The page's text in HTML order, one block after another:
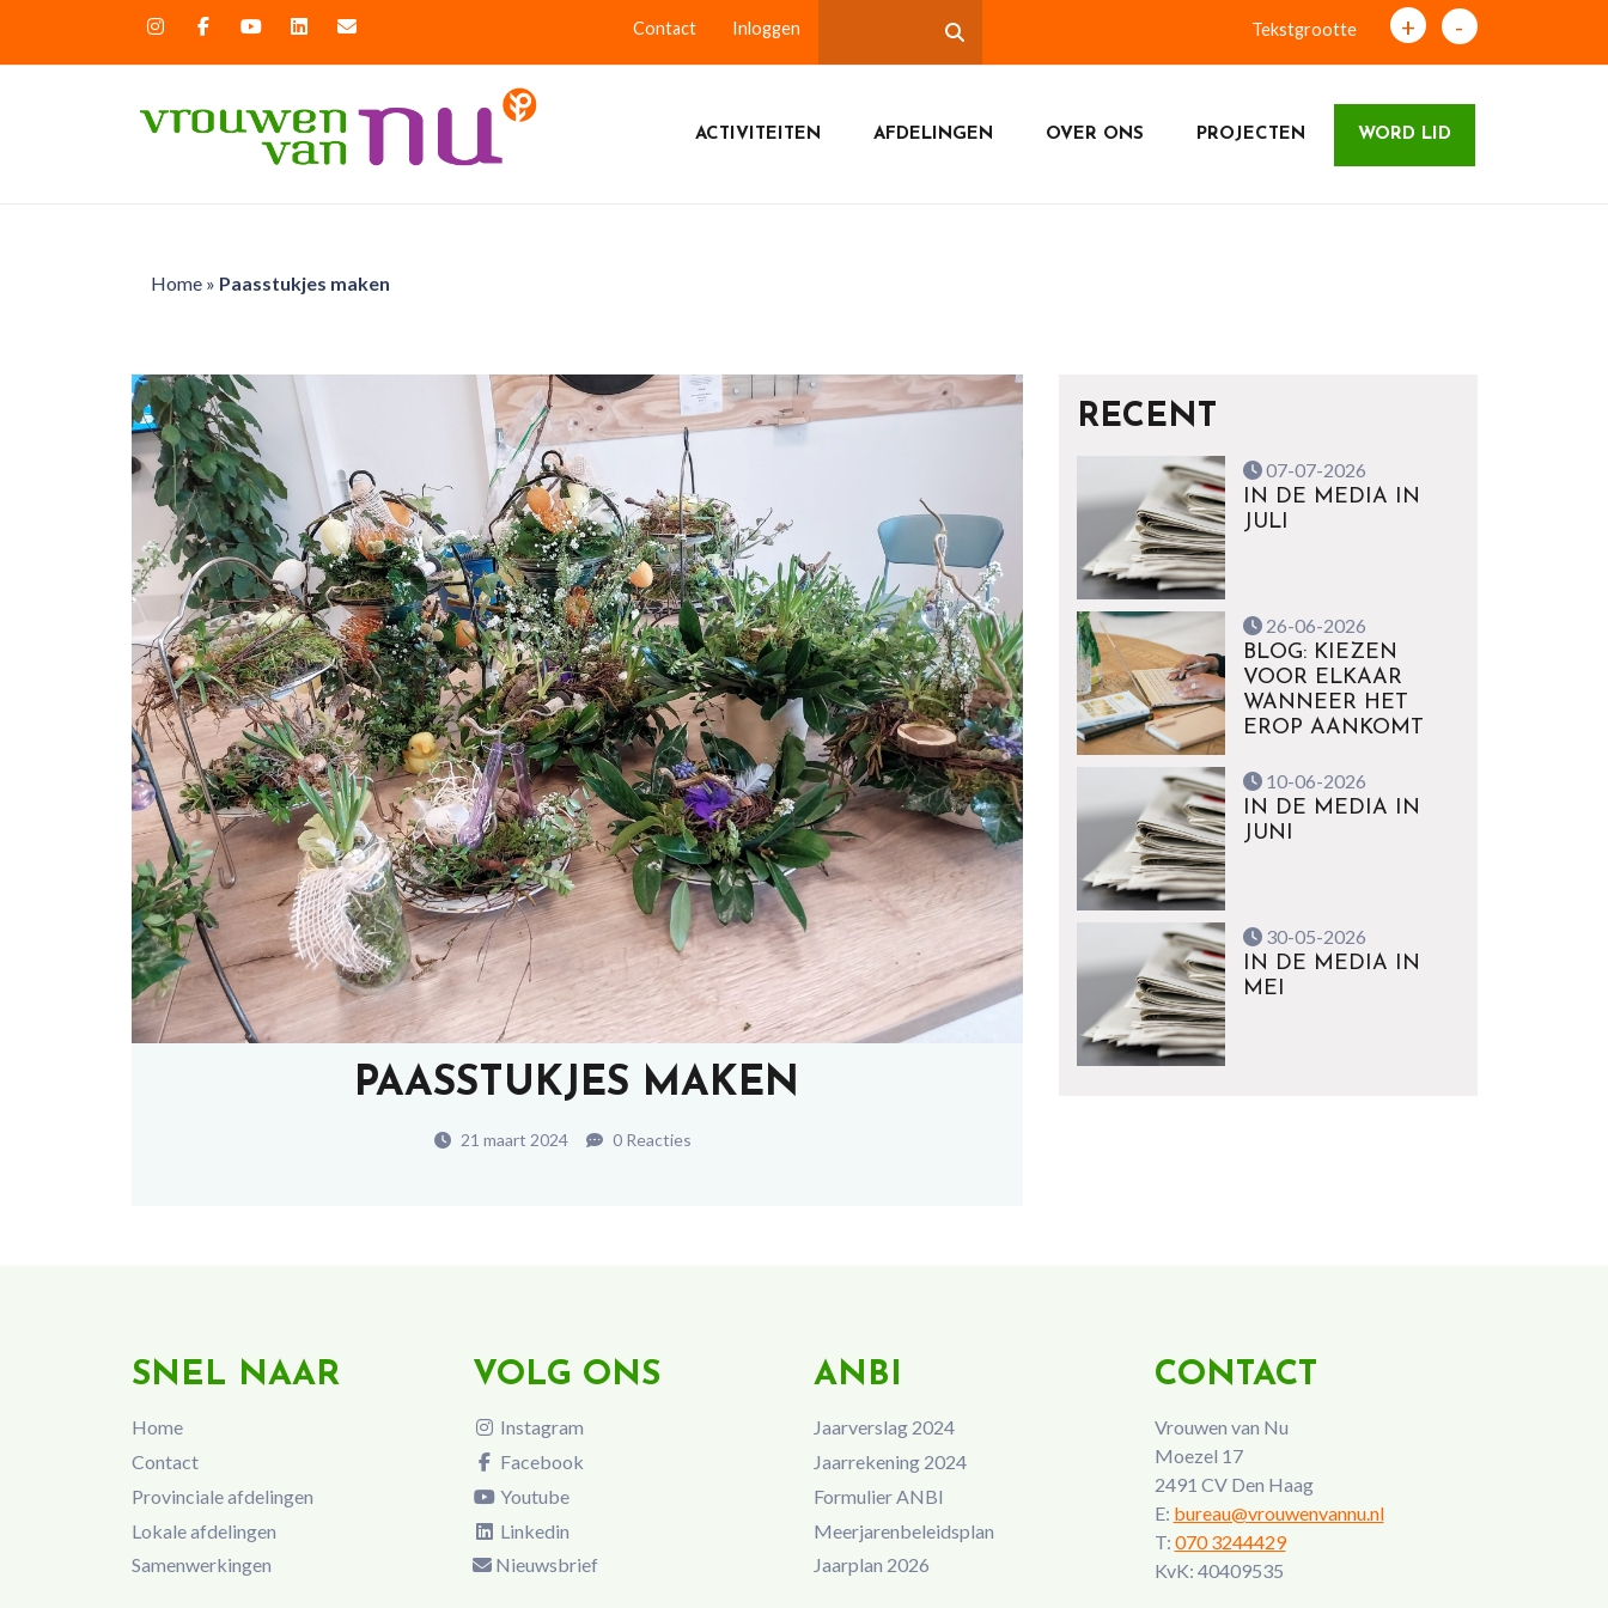
Contact Inloggen Tekstgrootte + -
ACTIVITEITEN AFDELINGEN OVER ONS PROJECTEN WORD LID
Home» Paasstukjes maken
PAASSTUKJES MAKEN
21 maart 2024 0 Reacties
RECENT
07-07-2026
IN DE MEDIA IN
JULI
26-06-2026
BLOG: KIEZEN
VOOR ELKAAR
WANNEER HET
EROP AANKOMT
10-06-2026
IN DE MEDIA IN
JUNI
30-05-2026
IN DE MEDIA IN
MEI
SNEL NAAR
Home
Contact
Provinciale afdelingen
Lokale afdelingen
Samenwerkingen
VOLG ONS
Instagram
Facebook
Youtube
Linkedin
Nieuwsbrief
ANBI
Jaarverslag 2024
Jaarrekening 2024
Formulier ANBI
Meerjarenbeleidsplan
Jaarplan 2026
CONTACT
Vrouwen van Nu
Moezel 17
2491 CV Den Haag
E: bureau@vrouwenvannu.nl
T: 070 3244429
KvK: 40409535